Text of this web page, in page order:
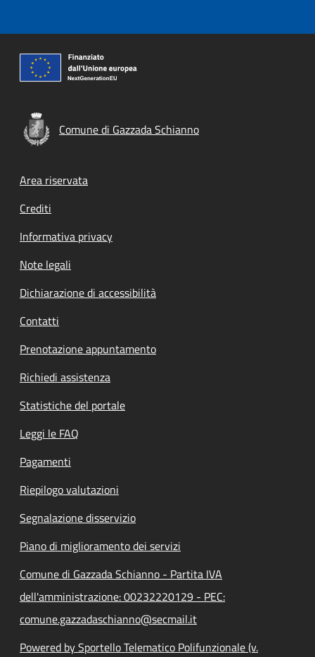
Comune di Gazzada Schianno
Footer menu
Area riservata
Crediti
Informativa privacy
Note legali
Dichiarazione di accessibilità
Contatti
Prenotazione appuntamento
Richiedi assistenza
Statistiche del portale
Leggi le FAQ
Pagamenti
Riepilogo valutazioni
Segnalazione disservizio
Piano di miglioramento dei servizi
Comune di Gazzada Schianno - Partita IVA
dell'amministrazione: 00232220129 - PEC:
comune.gazzadaschianno@secmail.it
Powered by Sportello Telematico Polifunzionale (v.